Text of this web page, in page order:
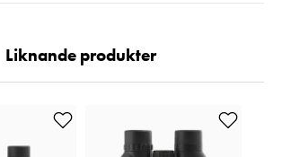
Liknande produkter